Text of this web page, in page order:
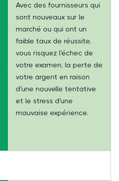
Avec des fournisseurs qui
sont nouveaux sur le
marché ou qui ont un
faible taux de réussite,
vous risquez l'échec de
votre examen, la perte de
votre argent en raison
d'une nouvelle tentative
et le stress d'une
mauvaise expérience.